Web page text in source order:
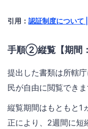
引用： 認証制度について
手順②縦覧【期間
提出した書類は所轄
民が自由に閲覧できま
縦覧期間はもともと1
正により、2週間に短